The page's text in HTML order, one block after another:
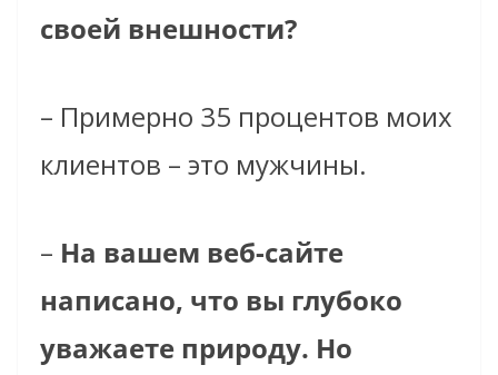
своей внешности?
– Примерно 35 процентов моих
клиентов – это мужчины.
– На вашем веб-сайте
написано, что вы глубоко
уважаете природу. Но